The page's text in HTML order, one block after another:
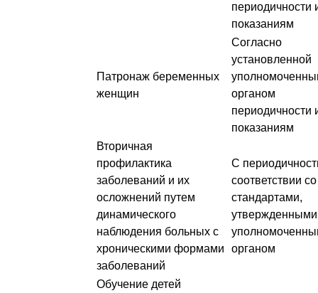
периодичности
показаниям
Патронаж беременных
женщин
Согласно
установленной
органом
периодичности
показаниям
Вторичная
профилактика
заболеваний и их
осложнений путем
динамического
наблюдения больных с
хроническими формами
заболеваний
С
соответствии со
стандартами,
утвержденными
органом
Обучение детей